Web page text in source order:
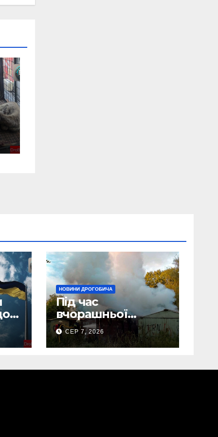
НОВИНИ ДРОГОБИЧА
Під час
вчорашньої
пожежі у
Дрогобичі:
“врятовано” 4
СЕР 7, 2026